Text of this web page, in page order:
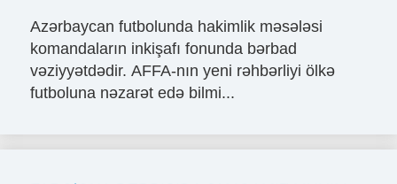
Azərbaycan futbolunda hakimlik məsələsi
komandaların inkişafı fonunda bərbad
vəziyyətdədir. AFFA-nın yeni rəhbərliyi ölkə
futboluna nəzarət edə bilmi...